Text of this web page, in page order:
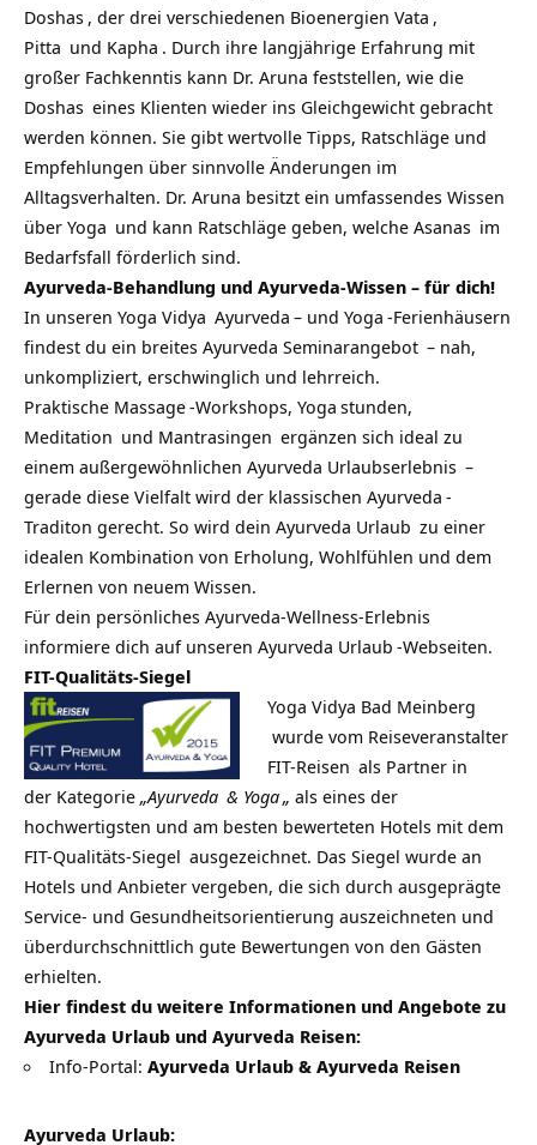
Doshas , der drei verschiedenen Bioenergien Vata ,
Pitta und Kapha . Durch ihre langjährige Erfahrung mit
großer Fachkenntis kann Dr. Aruna feststellen, wie die
Doshas eines Klienten wieder ins Gleichgewicht gebracht
werden können. Sie gibt wertvolle Tipps, Ratschläge und
Empfehlungen über sinnvolle Änderungen im
Alltagsverhalten. Dr. Aruna besitzt ein umfassendes Wissen
über Yoga und kann Ratschläge geben, welche Asanas im
Bedarfsfall förderlich sind.
Ayurveda-Behandlung und Ayurveda-Wissen – für dich!
In unseren Yoga Vidya Ayurveda – und Yoga -Ferienhäusern
findest du ein breites Ayurveda Seminarangebot – nah,
unkompliziert, erschwinglich und lehrreich.
Praktische Massage-Workshops, Yoga stunden,
Meditation und Mantrasingen ergänzen sich ideal zu
einem außergewöhnlichen Ayurveda Urlaubserlebnis –
gerade diese Vielfalt wird der klassischen Ayurveda -
Traditon gerecht. So wird dein Ayurveda Urlaub zu einer
idealen Kombination von Erholung, Wohlfühlen und dem
Erlernen von neuem Wissen.
Für dein persönliches Ayurveda-Wellness-Erlebnis
informiere dich auf unseren Ayurveda Urlaub -Webseiten.
FIT-Qualitäts-Siegel
Yoga Vidya Bad Meinberg
wurde vom Reiseveranstalter
FIT-Reisen als Partner in
der Kategorie „Ayurveda & Yoga„ als eines der
hochwertigsten und am besten bewerteten Hotels mit dem
FIT-Qualitäts-Siegel ausgezeichnet. Das Siegel wurde an
Hotels und Anbieter vergeben, die sich durch ausgeprägte
Service- und Gesundheitsorientierung auszeichneten und
überdurchschnittlich gute Bewertungen von den Gästen
erhielten.
Hier findest du weitere Informationen und Angebote zu
Ayurveda Urlaub und Ayurveda Reisen:
Info-Portal: Ayurveda Urlaub & Ayurveda Reisen
Ayurveda Urlaub: